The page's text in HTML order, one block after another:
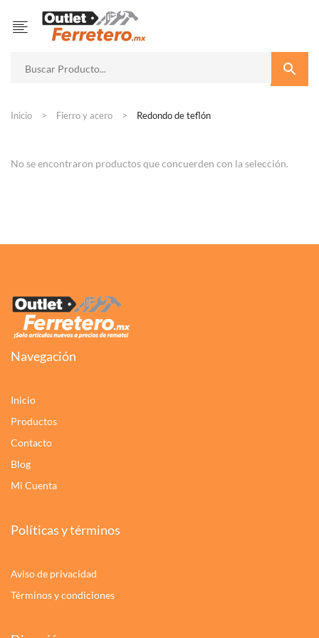
Inicio Fierro y acero Redondo de teflón
No se encontraron productos que concuerden con la selección.
Navegación
Inicio
Productos
Contacto
Blog
Mi Cuenta
Políticas y términos
Aviso de privacidad
Términos y condiciones